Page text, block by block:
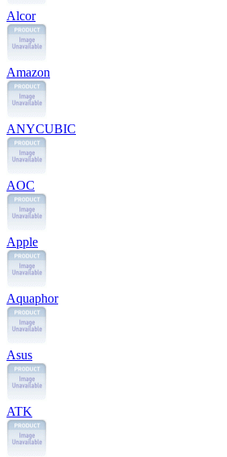
Alcor
Amazon
ANYCUBIC
AOC
Apple
Aquaphor
Asus
ATK